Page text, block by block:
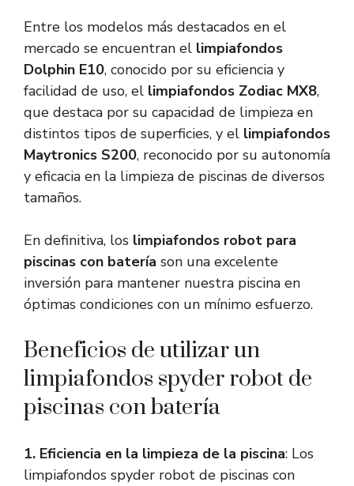
Entre los modelos más destacados en el
mercado se encuentran el limpiafondos
Dolphin E10, conocido por su eficiencia y
facilidad de uso, el limpiafondos Zodiac MX8,
que destaca por su capacidad de limpieza en
distintos tipos de superficies, y el limpiafondos
Maytronics S200, reconocido por su autonomía
y eficacia en la limpieza de piscinas de diversos
tamaños.
En definitiva, los limpiafondos robot para
piscinas con batería son una excelente
inversión para mantener nuestra piscina en
óptimas condiciones con un mínimo esfuerzo.
Beneficios de utilizar un
limpiafondos spyder robot de
piscinas con batería
1. Eficiencia en la limpieza de la piscina: Los
limpiafondos spyder robot de piscinas con